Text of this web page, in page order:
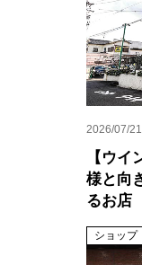
2026/07/21
【ウ
様と向
るお店
ショップ